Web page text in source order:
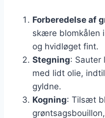
Forberedelse af
skære blomkålen
og hvidløget fint.
Stegning: Sauter
med lidt olie,
gyldne.
Kogning: Tilsæt